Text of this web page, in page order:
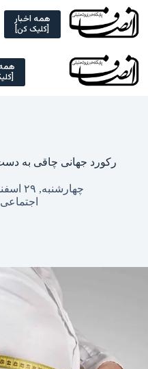
Skip
content
همه اخبار
[کلیک کن]
رکورد جهانی چاقی به دست
چهارشنبه, ۲۹ اسفند ۱۴۰۳ – ۱۸:۱۵
اجتماعی